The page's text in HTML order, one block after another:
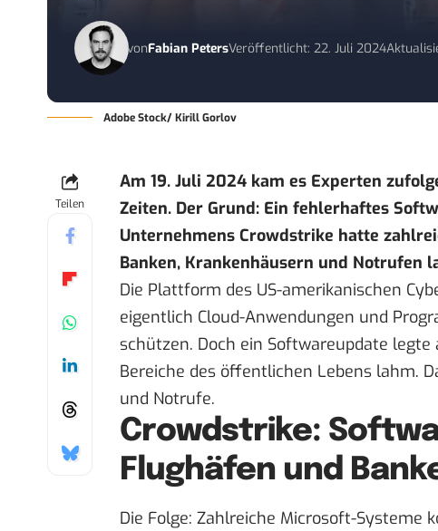
vonFabian PetersVeröffentlicht: 22. Juli 2024
Adobe Stock/ Kirill Gorlov
Teilen
Am 19. Juli 2024 kam es Experten
Zeiten. Der Grund: Ein fehlerhaftes
Unternehmens Crowdstrike hatte
Banken, Krankenhäusern und Notrufen
Die Plattform des US-amerikanischen
eigentlich Cloud-Anwendungen und
schützen. Doch ein Softwareupdate
Bereiche des öffentlichen Lebens lahm.
und Notrufe.
Crowdstrike:
Flughäfen und
Die Folge: Zahlreiche Microsoft-